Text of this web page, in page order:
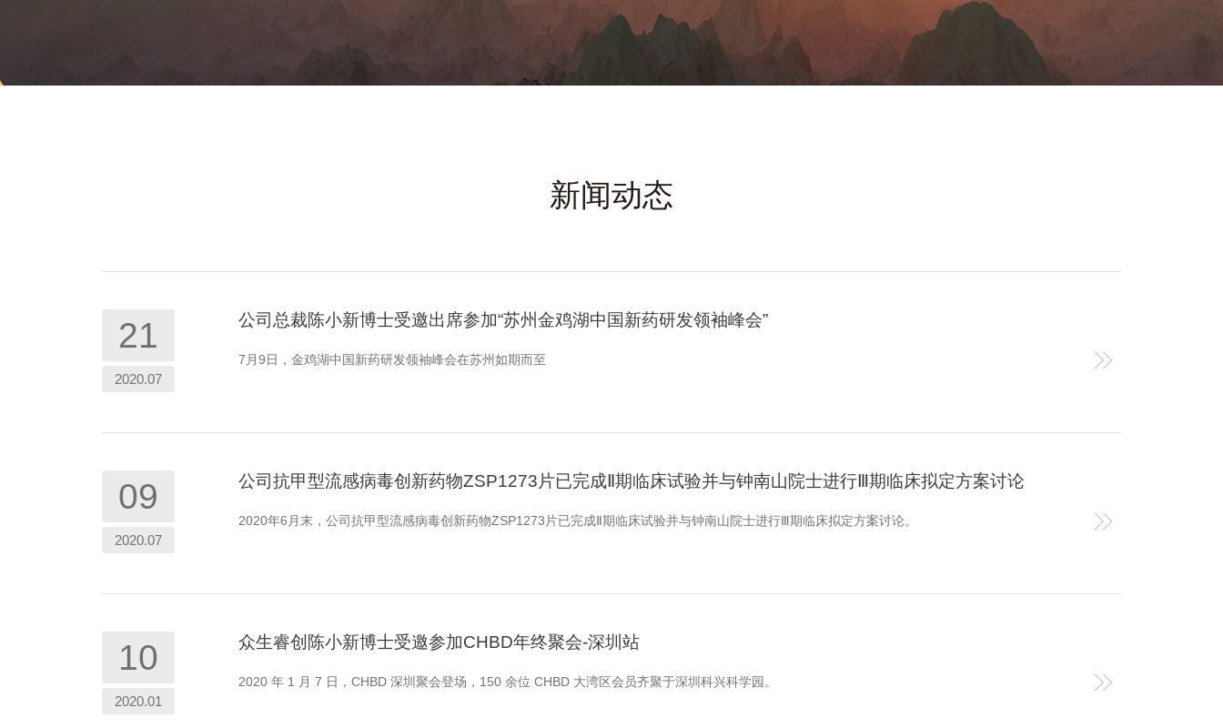
新闻动态
21
2020.07
公司总裁陈小新博士受邀出席参加“苏州金鸡湖中国新药研发领袖峰会”
7月9日，金鸡湖中国新药研发领袖峰会在苏州如期而至
09
2020.07
公司抗甲型流感病毒创新药物ZSP1273片已完成Ⅱ期临床试验并与钟南山院士进行Ⅲ期临床拟定方案讨论
2020年6月末，公司抗甲型流感病毒创新药物ZSP1273片已完成Ⅱ期临床试验并与钟南山院士进行Ⅲ期临床拟定方案讨论。
10
2020.01
众生睿创陈小新博士受邀参加CHBD年终聚会-深圳站
2020 年 1 月 7 日，CHBD 深圳聚会登场，150 余位 CHBD 大湾区会员齐聚于深圳科兴科学园。